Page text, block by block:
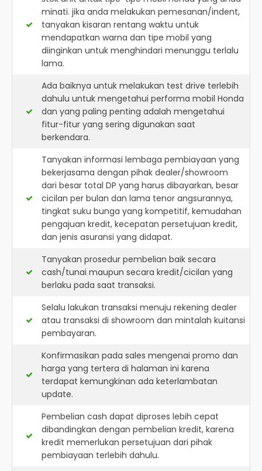
minati. jika anda melakukan pemesanan/indent,
tanyakan kisaran rentang waktu untuk
mendapatkan warna dan tipe mobil yang
diinginkan untuk menghindari menunggu terlalu
lama.
Ada baiknya untuk melakukan test drive terlebih
dahulu untuk mengetahui performa mobil Honda
dan yang paling penting adalah mengetahui
fitur-fitur yang sering digunakan saat
berkendara.
Tanyakan informasi lembaga pembiayaan yang
bekerjasama dengan pihak dealer/showroom
dari besar total DP yang harus dibayarkan, besar
cicilan per bulan dan lama tenor angsurannya,
tingkat suku bunga yang kompetitif, kemudahan
pengajuan kredit, kecepatan persetujuan kredit,
dan jenis asuransi yang didapat.
Tanyakan prosedur pembelian baik secara
cash/tunai maupun secara kredit/cicilan yang
berlaku pada saat transaksi.
Selalu lakukan transaksi menuju rekening dealer
atau transaksi di showroom dan mintalah kuitansi
pembayaran.
Konfirmasikan pada sales mengenai promo dan
harga yang tertera di halaman ini karena
terdapat kemungkinan ada keterlambatan
update.
Pembelian cash dapat diproses lebih cepat
dibandingkan dengan pembelian kredit, karena
kredit memerlukan persetujuan dari pihak
pembiayaan terlebih dahulu.